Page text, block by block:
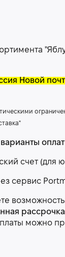
Новой
счет (для
сервис
можно